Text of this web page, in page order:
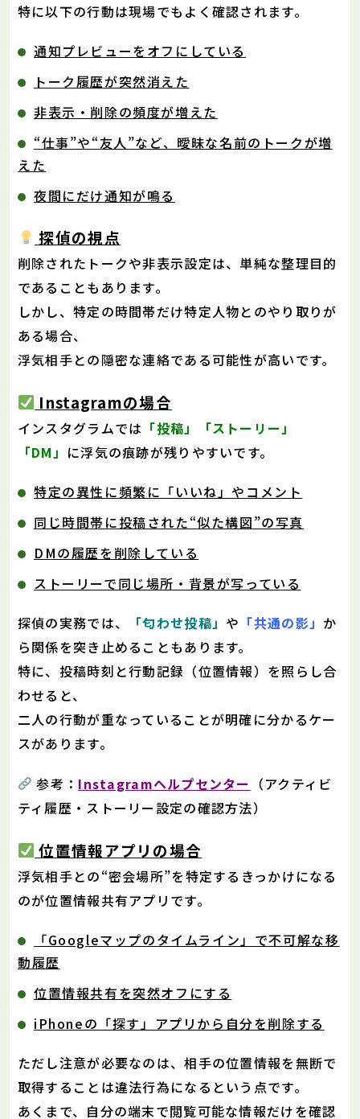
特に以下の行動は現場でもよく確認されます。
通知プレビューをオフにしている
トーク履歴が突然消えた
非表示・削除の頻度が増えた
“仕事”や“友人”など、曖昧な名前のトークが増
えた
夜間にだけ通知が鳴る
探偵の視点
削除されたトークや非表示設定は、単純な整理目的
であることもあります。
しかし、特定の時間帯だけ特定人物とのやり取りが
ある場合、
浮気相手との隠密な連絡である可能性が高いです。
Instagramの場合
インスタグラムでは 「投稿」「ストーリー」
「DM」 に浮気の痕跡が残りやすいです。
特定の異性に頻繁に「いいね」やコメント
同じ時間帯に投稿された“似た構図”の写真
DMの履歴を削除している
ストーリーで同じ場所・背景が写っている
探偵の実務では、 「匂わせ投稿」 や 「共通の影」 か
ら関係を突き止めることもあります。
特に、投稿時刻と行動記録（位置情報）を照らし合
わせると、
二人の行動が重なっていることが明確に分かるケー
スがあります。
参考： Instagramヘルプセンター
（アクティビ
ティ履歴・ストーリー設定の確認方法）
位置情報アプリの場合
浮気相手との“密会場所”を特定するきっかけになる
のが位置情報共有アプリです。
「Googleマップのタイムライン」で不可解な移
動履歴
位置情報共有を突然オフにする
iPhoneの「探す」アプリから自分を削除する
ただし注意が必要なのは、相手の位置情報を無断で
取得することは違法行為になるという点です。
あくまで、自分の端末で閲覧可能な情報だけを確認